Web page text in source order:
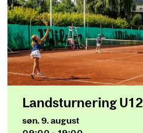
Landsturnering U12
søn. 9. august